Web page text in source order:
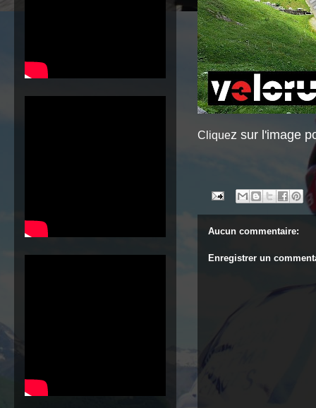
Cliquez sur l'image
Aucun commentaire:
Enregistrer un